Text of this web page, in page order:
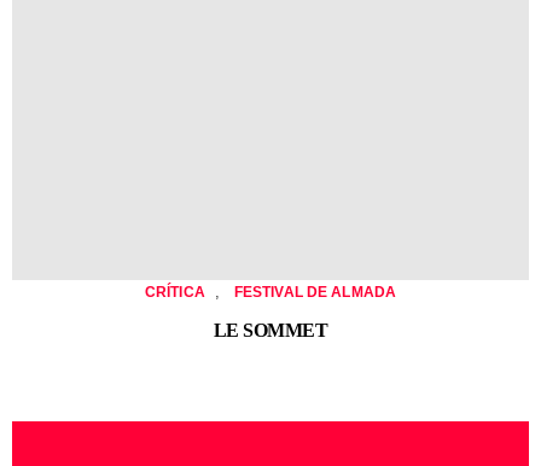
CRÍTICA FESTIVAL DE ALMADA
LE SOMMET